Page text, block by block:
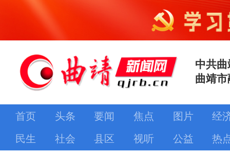
中共
曲靖
首页 头条 要闻 焦点 图片
经
民生
社会 县区 视听 公益 热